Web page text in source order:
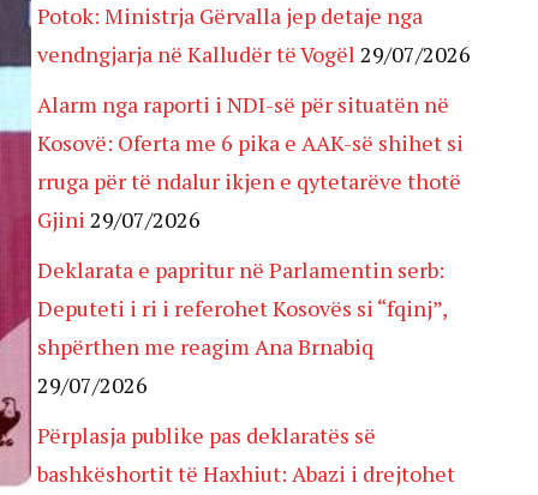
Potok: Ministrja Gërvalla jep detaje nga
vendngjarja në Kalludër të Vogël 29/07/2026
Alarm nga raporti i NDI-së për situatën në
Kosovë: Oferta me 6 pika e AAK-së shihet si
rruga për të ndalur ikjen e qytetarëve thotë
Gjini 29/07/2026
Deklarata e papritur në Parlamentin serb:
Deputeti i ri i referohet Kosovës si “fqinj”,
shpërthen me reagim Ana Brnabiq
29/07/2026
Përplasja publike pas deklaratës së
bashkëshortit të Haxhiut: Abazi i drejtohet